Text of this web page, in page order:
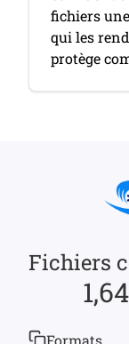
fichiers
qui les
protège
Fichiers
Formats